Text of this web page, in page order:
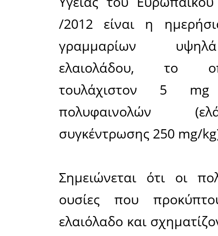
Center
Εθνικό
Αθηνών,
του
&